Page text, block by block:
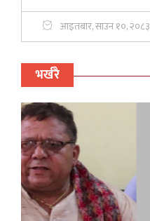
आइतबार, साउन १०, २०८३
भर्खरै